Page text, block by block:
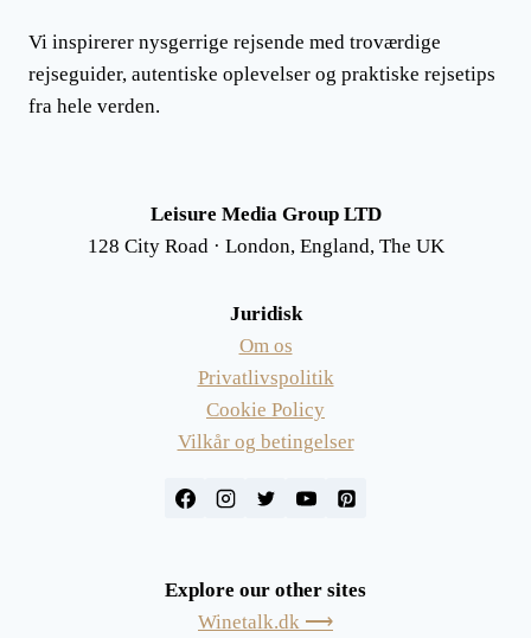
Vi inspirerer nysgerrige rejsende med troværdige
rejseguider, autentiske oplevelser og praktiske rejsetips
fra hele verden.
Leisure Media Group LTD
128 City Road · London, England, The UK
Juridisk
Om os
Privatlivspolitik
Cookie Policy
Vilkår og betingelser
Explore our other sites
Winetalk.dk ⟶